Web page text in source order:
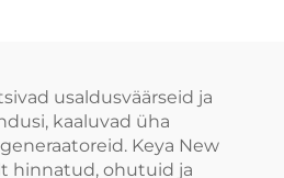
usaldusväärseid ja
kaaluvad üha
Keya New
hinnatud, ohutuid ja